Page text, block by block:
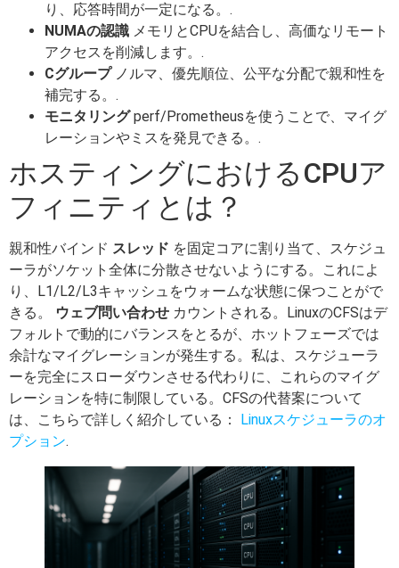
り、応答時間が一定になる。.
NUMAの認識 メモリとCPUを結合し、高価なリモート
アクセスを削減します。.
Cグループノルマ、優先順位、公平な分配で親和性を
補完する。.
モニタリングperf/Prometheusを使うことで、マイグ
レーションやミスを発見できる。.
ホスティングにおけるCPUア
フィニティとは？
親和性バインド スレッド を固定コアに割り当て、スケジュ
ーラがソケット全体に分散させないようにする。これによ
り、L1/L2/L3キャッシュをウォームな状態に保つことがで
きる。
ウェブ問い合わせ カウントされる。LinuxのCFSはデ
フォルトで動的にバランスをとるが、ホットフェーズでは
余計なマイグレーションが発生する。私は、スケジューラ
ーを完全にスローダウンさせる代わりに、これらのマイグ
レーションを特に制限している。CFSの代替案について
は、こちらで詳しく紹介している：
Linuxスケジューラのオ
プション.